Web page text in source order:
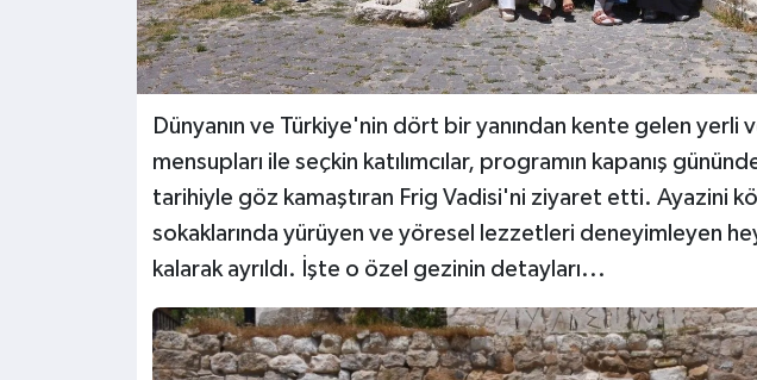
Dünyanın ve Türkiye'nin dört bir yanından kente gelen yerli
mensupları ile seçkin katılımcılar, programın kapanış
tarihiyle göz kamaştıran Frig Vadisi'ni ziyaret etti. Ayazini
sokaklarında yürüyen ve yöresel lezzetleri deneyimleyen
kalarak ayrıldı. İşte o özel gezinin detayları...